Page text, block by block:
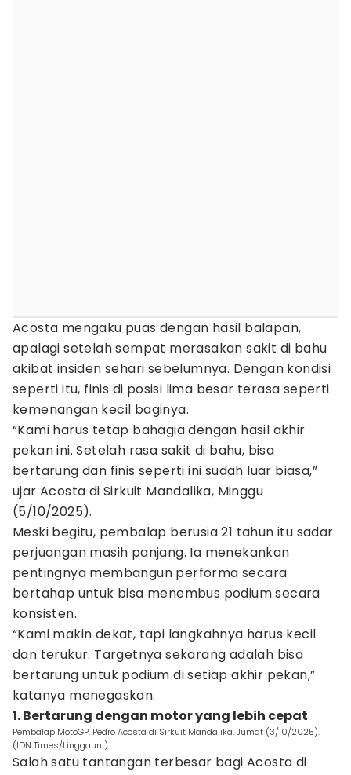
Acosta mengaku puas dengan hasil balapan,
apalagi setelah sempat merasakan sakit di bahu
akibat insiden sehari sebelumnya. Dengan kondisi
seperti itu, finis di posisi lima besar terasa seperti
kemenangan kecil baginya.
“Kami harus tetap bahagia dengan hasil akhir
pekan ini. Setelah rasa sakit di bahu, bisa
bertarung dan finis seperti ini sudah luar biasa,”
ujar Acosta di Sirkuit Mandalika, Minggu
(5/10/2025).
Meski begitu, pembalap berusia 21 tahun itu sadar
perjuangan masih panjang. Ia menekankan
pentingnya membangun performa secara
bertahap untuk bisa menembus podium secara
konsisten.
“Kami makin dekat, tapi langkahnya harus kecil
dan terukur. Targetnya sekarang adalah bisa
bertarung untuk podium di setiap akhir pekan,”
katanya menegaskan.
1. Bertarung dengan motor yang lebih cepat
Pembalap MotoGP, Pedro Acosta di Sirkuit Mandalika, Jumat (3/10/2025).
(IDN Times/Linggauni)
Salah satu tantangan terbesar bagi Acosta di